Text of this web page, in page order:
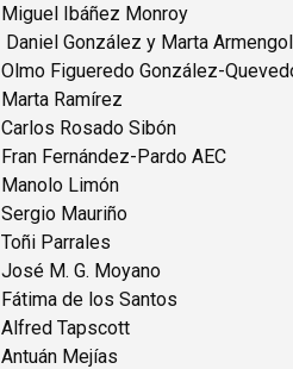
Miguel Ibáñez Monroy
Daniel González y Marta Armengol
Olmo Figueredo González-
Marta Ramírez
Carlos Rosado Sibón
Fran Fernández-Pardo AEC
Manolo Limón
Sergio Mauriño
Toñi Parrales
José M. G. Moyano
Fátima de los Santos
Alfred Tapscott
Antuán Mejías